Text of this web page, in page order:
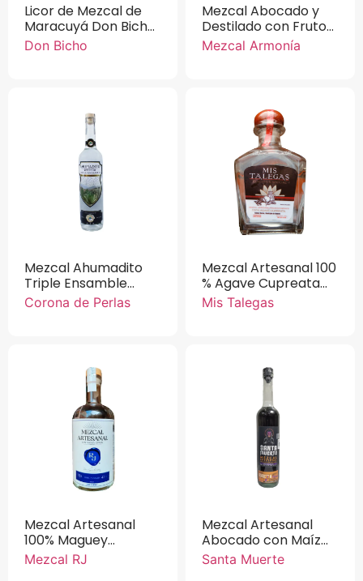
Licor de Mezcal de
Maracuyá Don Bicho
750 ml.
Don Bicho
Mezcal Abocado y
Destilado con Frutos
Rojos Mezcal
Armonía 750 ml.
Mezcal Armonía
Mezcal Ahumadito
Triple Ensamble
Corona de Perlas
Cupreata Espadín
Corona de Perlas
Mezcal Artesanal 100
% Agave Cupreata
Mis Talegas 750 ml.
Mis Talegas
Mezcal Artesanal
100% Maguey
Espadín RJ 750 ml.
Mezcal RJ
Mezcal Artesanal
Abocado con Maíz
Azul Santa Muerte
750 ml.
Santa Muerte